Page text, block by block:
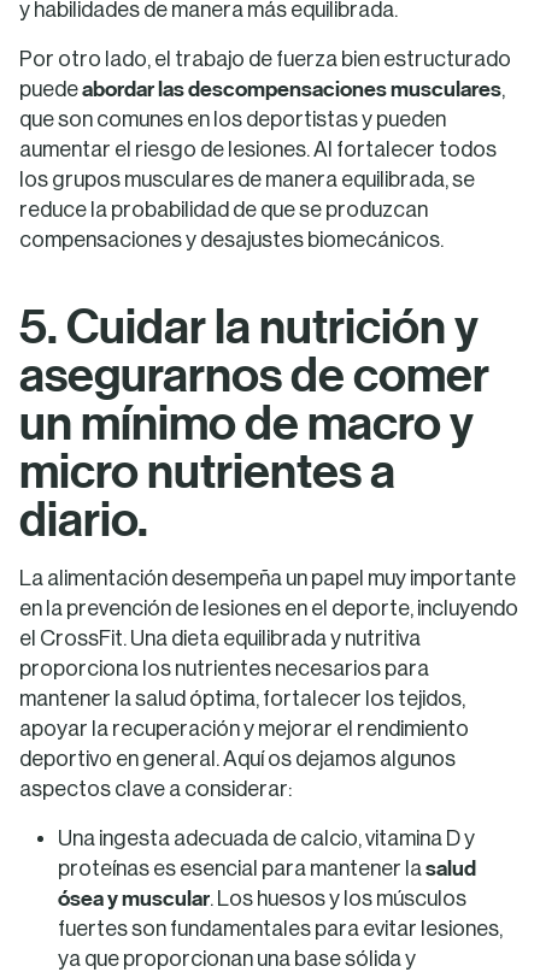
y habilidades de manera más equilibrada.
Por otro lado, el trabajo de fuerza bien estructurado
puedeabordar las descompensaciones musculares,
que son comunes en los deportistas y pueden
aumentar el riesgo de lesiones. Al fortalecer todos
los grupos musculares de manera equilibrada, se
reduce la probabilidad de que se produzcan
compensaciones y desajustes biomecánicos.
5. Cuidar la nutrición y
asegurarnos de comer
un mínimo de macro y
micro nutrientes a
diario.
La alimentación desempeña un papel muy importante
en la prevención de lesiones en el deporte, incluyendo
el CrossFit. Una dieta equilibrada y nutritiva
proporciona los nutrientes necesarios para
mantener la salud óptima, fortalecer los tejidos,
apoyar la recuperación y mejorar el rendimiento
deportivo en general. Aquí os dejamos algunos
aspectos clave a considerar:
Una ingesta adecuada de calcio, vitamina D y
proteínas es esencial para mantener lasalud
ósea y muscular. Los huesos y los músculos
fuertes son fundamentales para evitar lesiones,
ya que proporcionan una base sólida y